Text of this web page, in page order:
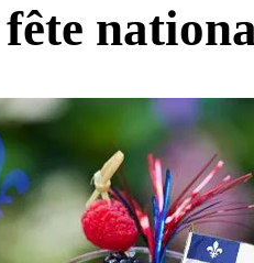
fête